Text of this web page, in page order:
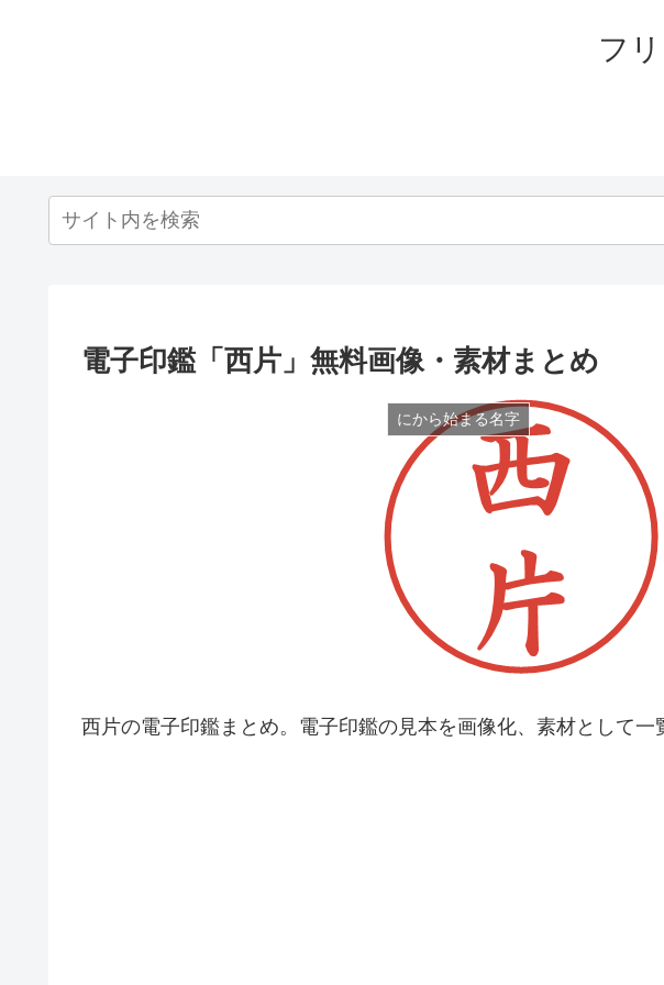
フ
電子印鑑「西片」無料画像・素材まとめ
にから始まる名字
西片の電子印鑑まとめ。電子印鑑の見本を画像化、素材として一